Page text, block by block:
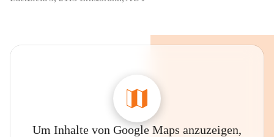
Um Inhalte von Google Maps anzuzeigen,